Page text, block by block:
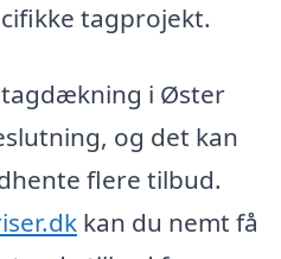
tagprojekt.
i Øster
og det kan
flere tilbud.
kan du nemt få